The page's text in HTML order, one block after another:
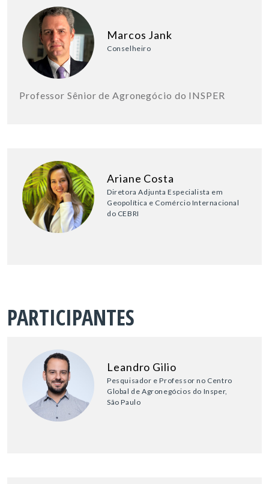
Marcos Jank
Conselheiro
Professor Sênior de Agronegócio do INSPER
Ariane Costa
Diretora Adjunta Especialista em
Geopolítica e Comércio Internacional
do CEBRI
PARTICIPANTES
Leandro Gilio
Pesquisador e Professor no Centro
Global de Agronegócios do Insper,
São Paulo